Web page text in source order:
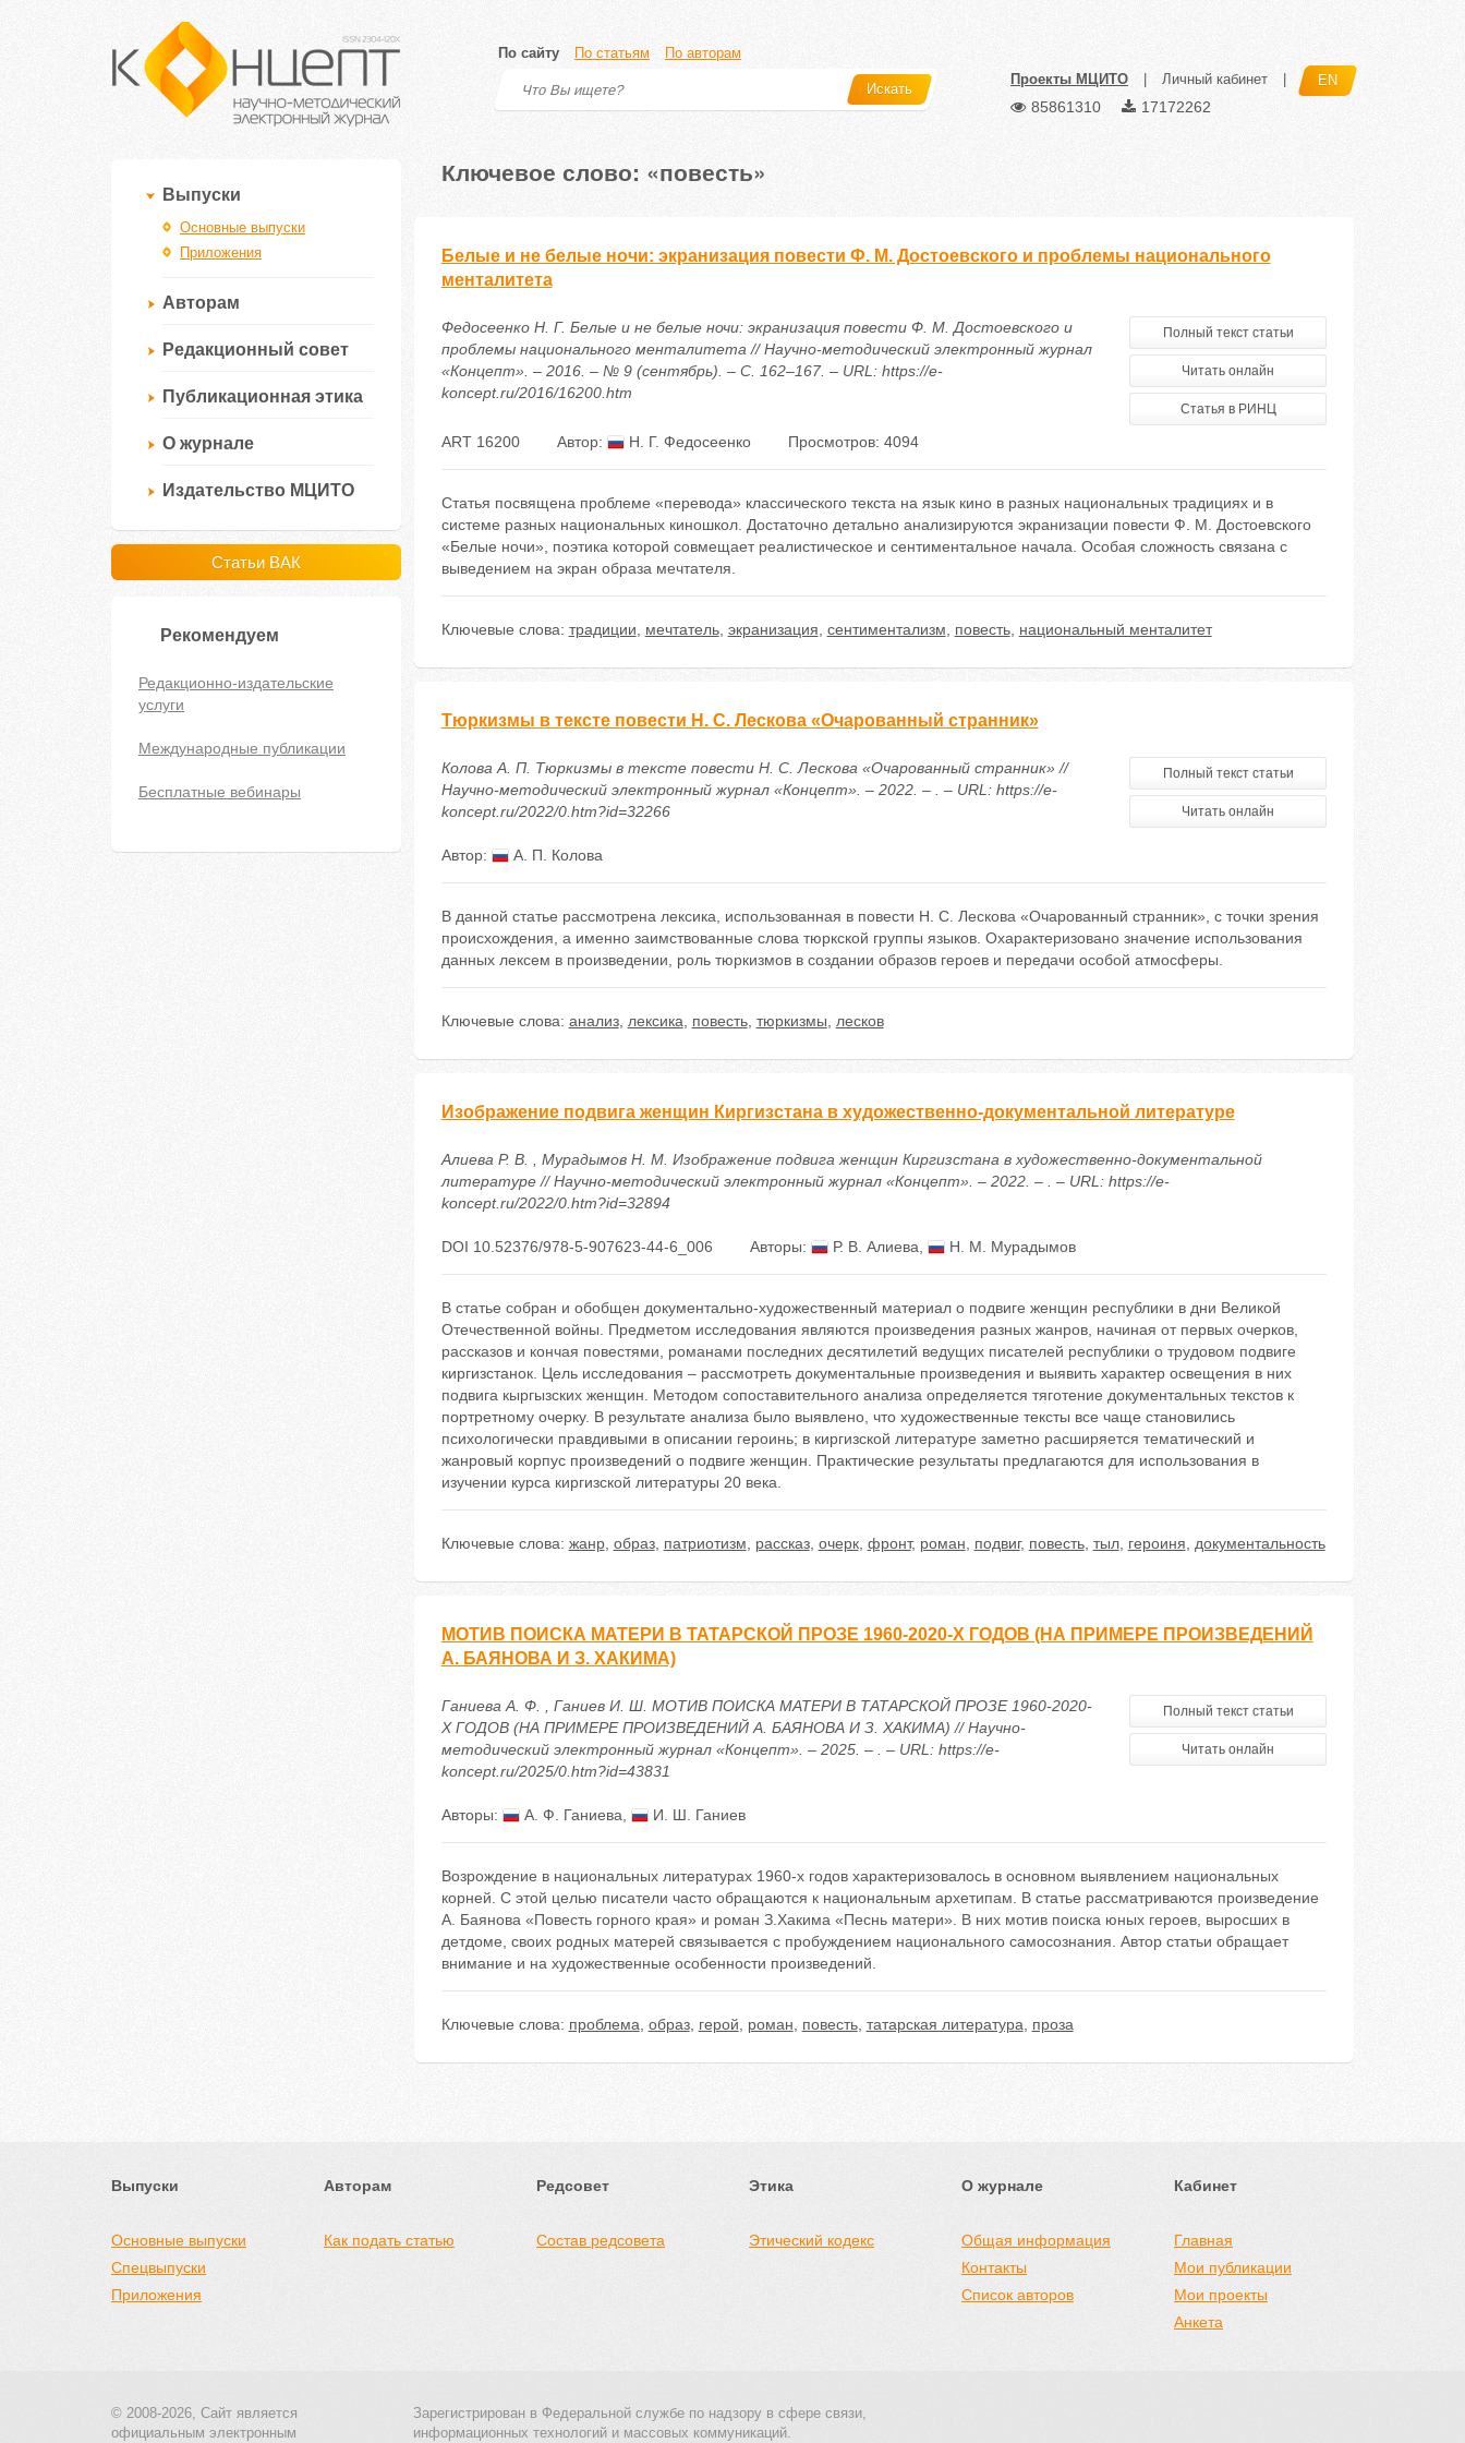
По сайту По статьям По авторам
Искать
Проекты МЦИТО Личный кабинет EN
85861310 17172262
Выпуски
Основные выпуски
Приложения
Авторам
Редакционный совет
Публикационная этика
О журнале
Издательство МЦИТО
Статьи ВАК
Рекомендуем
Редакционно-издательские
услуги
Международные публикации
Бесплатные вебинары
Ключевое слово: «повесть»
Белые и не белые ночи: экранизация повести Ф. М. Достоевского и проблемы национального
менталитета
Федосеенко Н. Г. Белые и не белые ночи: экранизация повести Ф. М. Достоевского и
проблемы национального менталитета // Научно-методический электронный журнал
«Концепт». – 2016. – № 9 (сентябрь). – С. 162–167. – URL: https://e-
koncept.ru/2016/16200.htm
Полный текст статьи
Читать онлайн
Статья в РИНЦ
ART 16200 Автор: Н. Г. Федосеенко Просмотров: 4094
Статья посвящена проблеме «перевода» классического текста на язык кино в разных национальных традициях и в
системе разных национальных киношкол. Достаточно детально анализируются экранизации повести Ф. М. Достоевского
«Белые ночи», поэтика которой совмещает реалистическое и сентиментальное начала. Особая сложность связана с
выведением на экран образа мечтателя.
Ключевые слова: традиции мечтатель, экранизация сентиментализм повесть, национальный менталитет
Тюркизмы в тексте повести Н. С. Лескова «Очарованный странник»
Колова А. П. Тюркизмы в тексте повести Н. С. Лескова «Очарованный странник» //
Научно-методический электронный журнал «Концепт». – 2022. – . – URL: https://e-
koncept.ru/2022/0.htm?id=32266
Полный текст статьи
Читать онлайн
Автор: А. П. Колова
В данной статье рассмотрена лексика, использованная в повести Н. С. Лескова «Очарованный странник», с точки зрения
происхождения, а именно заимствованные слова тюркской группы языков. Охарактеризовано значение использования
данных лексем в произведении, роль тюркизмов в создании образов героев и передачи особой атмосферы.
Ключевые слова: анализ, лексика повесть, тюркизмы лесков
Изображение подвига женщин Киргизстана в художественно-документальной литературе
Алиева Р. В. , Мурадымов Н. М. Изображение подвига женщин Киргизстана в художественно-документальной
литературе // Научно-методический электронный журнал «Концепт». – 2022. – . – URL: https://e-
koncept.ru/2022/0.htm?id=32894
DOI 10.52376/978-5-907623-44-6_006 Авторы: Р. В. Алиева Н. М. Мурадымов
В статье собран и обобщен документально-художественный материал о подвиге женщин республики в дни Великой
Отечественной войны. Предметом исследования являются произведения разных жанров, начиная от первых очерков,
рассказов и кончая повестями, романами последних десятилетий ведущих писателей республики о трудовом подвиге
киргизстанок. Цель исследования – рассмотреть документальные произведения и выявить характер освещения в них
подвига кыргызских женщин. Методом сопоставительного анализа определяется тяготение документальных текстов к
портретному очерку. В результате анализа было выявлено, что художественные тексты все чаще становились
психологически правдивыми в описании героинь; в киргизской литературе заметно расширяется тематический и
жанровый корпус произведений о подвиге женщин. Практические результаты предлагаются для использования в
изучении курса киргизской литературы 20 века.
Ключевые слова: жанр, образ, патриотизм рассказ, очерк, фронт, роман подвиг, повесть, тыл, героиня документальность
МОТИВ ПОИСКА МАТЕРИ В ТАТАРСКОЙ ПРОЗЕ 1960-2020-Х ГОДОВ (НА ПРИМЕРЕ ПРОИЗВЕДЕНИЙ
А. БАЯНОВА И З. ХАКИМА)
Ганиева А. Ф. , Ганиев И. Ш. МОТИВ ПОИСКА МАТЕРИ В ТАТАРСКОЙ ПРОЗЕ 1960-2020-
Х ГОДОВ (НА ПРИМЕРЕ ПРОИЗВЕДЕНИЙ А. БАЯНОВА И З. ХАКИМА) // Научно-
методический электронный журнал «Концепт». – 2025. – . – URL: https://e-
koncept.ru/2025/0.htm?id=43831
Полный текст статьи
Читать онлайн
Авторы: А. Ф. Ганиева И. Ш. Ганиев
Возрождение в национальных литературах 1960-х годов характеризовалось в основном выявлением национальных
корней. С этой целью писатели часто обращаются к национальным архетипам. В статье рассматриваются произведение
А. Баянова «Повесть горного края» и роман З.Хакима «Песнь матери». В них мотив поиска юных героев, выросших в
детдоме, своих родных матерей связывается с пробуждением национального самосознания. Автор статьи обращает
внимание и на художественные особенности произведений.
Ключевые слова: проблема образ, герой роман повесть, татарская литература проза
Выпуски
Основные выпуски
Спецвыпуски
Приложения
Авторам
Как подать статью
Редсовет
Состав редсовета
Этика
Этический кодекс
О журнале
Общая информация
Контакты
Список авторов
Кабинет
Главная
Мои публикации
Мои проекты
Анкета
© 2008-2026, Сайт является
официальным электронным
Зарегистрирован в Федеральной службе по надзору в сфере связи,
информационных технологий и массовых коммуникаций.